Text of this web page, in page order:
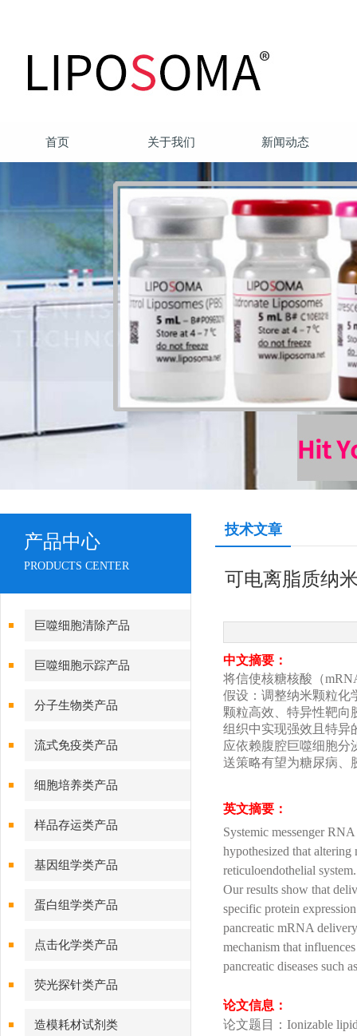
首页 关于我们 新闻动态
产品中心
PRODUCTS CENTER
巨噬细胞清除产品
巨噬细胞示踪产品
分子生物类产品
流式免疫类产品
细胞培养类产品
样品存运类产品
基因组学类产品
蛋白组学类产品
点击化学类产品
荧光探针类产品
造模耗材试剂类
技术文章
可电离脂质纳
中文摘要：
将信使核糖核酸（
假设：调整纳米颗粒化
颗粒高效、特异性靶向
组织中实现强效且特异
应依赖腹腔巨噬细胞分
送策略有望为糖尿病、
英文摘要：
Systemic messenger
hypothesized that
reticuloendothelial
Our results show that
specific protein
pancreatic mRNA
mechanism that
pancreatic diseases such
论文信息：
论文题目：Ionizable lipid